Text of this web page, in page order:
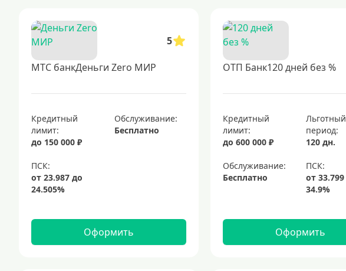
5
МТС банкДеньги Zero МИР
Кредитный
лимит:
до 150 000 ₽
Обслуживание:
Бесплатно
Оформить
ОТП Банк120 дней без %
Кредитный
лимит:
до 600 000 ₽
Льготный
период:
120 дн.
Обслуживание:
Бесплатно
Оформить